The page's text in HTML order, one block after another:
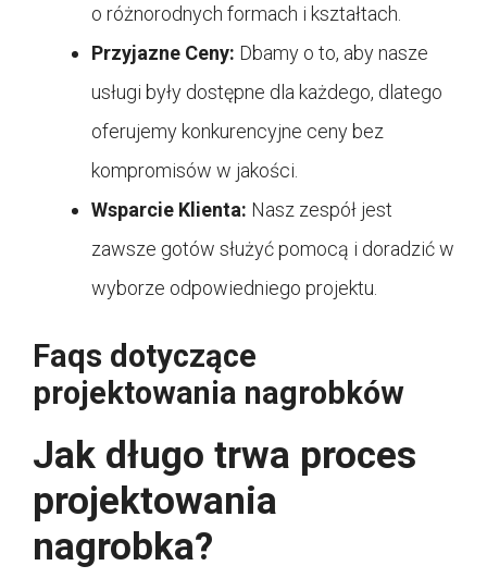
o różnorodnych formach i kształtach.
Przyjazne Ceny: Dbamy o to, aby nasze
usługi były dostępne dla każdego, dlatego
oferujemy konkurencyjne ceny bez
kompromisów w jakości.
Wsparcie Klienta: Nasz zespół jest
zawsze gotów służyć pomocą i doradzić w
wyborze odpowiedniego projektu.
Faqs dotyczące
projektowania nagrobków
Jak długo trwa proces
projektowania
nagrobka?